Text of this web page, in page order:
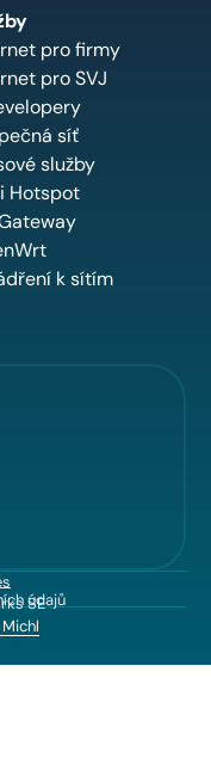
pro firmy
pro SVJ
síť
služby
Hotspot
k sítím
údajů
SE